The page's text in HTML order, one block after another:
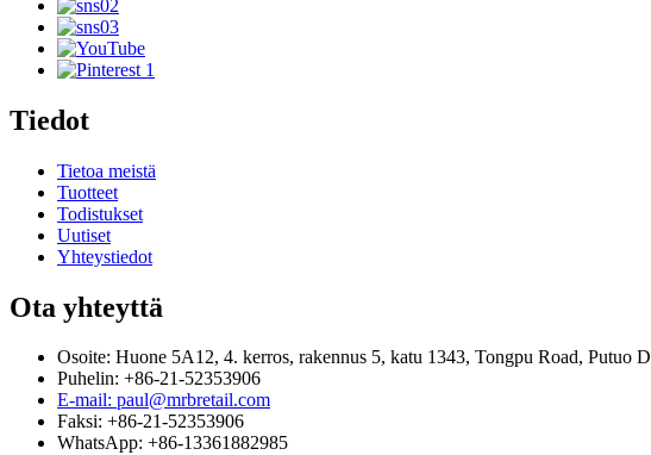
Tiedot
Tietoa meistä
Tuotteet
Todistukset
Uutiset
Yhteystiedot
Ota yhteyttä
Osoite: Huone 5A12, 4. kerros, rakennus 5, katu 1343, Tongpu Road, Putuo
Puhelin: +86-21-52353906
E-mail: paul@mrbretail.com
Faksi: +86-21-52353906
WhatsApp: +86-13361882985